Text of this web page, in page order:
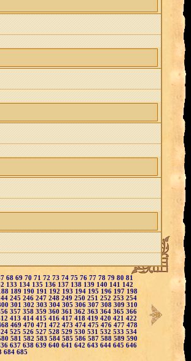
68 69 70 71 72 73 74 75 76 77 78 79 80 81
133 134 135 136 137 138 139 140 141
142
189 190 191 192 193 194 195 196 197 198
245 246 247 248 249 250 251 252 253 254
301 302 303 304 305 306 307 308 309 310
357 358 359 360 361 362 363 364 365 366
413 414 415 416 417 418 419 420 421 422
469 470 471 472 473 474 475 476 477 478
525 526 527 528 529 530 531 532 533 534
581 582 583 584 585 586 587 588 589 590
637 638 639 640 641 642 643 644 645 646
684 685